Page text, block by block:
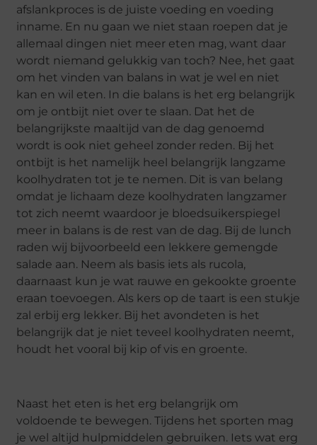
afslankproces is de juiste voeding en voeding
inname. En nu gaan we niet staan roepen dat je
allemaal dingen niet meer eten mag, want daar
wordt niemand gelukkig van toch? Nee, het gaat
om het vinden van balans in wat je wel en niet
kan en wil eten. In die balans is het erg belangrijk
om je ontbijt niet over te slaan. Dat het de
belangrijkste maaltijd van de dag genoemd
wordt is ook niet geheel zonder reden. Bij het
ontbijt is het namelijk heel belangrijk langzame
koolhydraten tot je te nemen. Dit is van belang
omdat je lichaam deze koolhydraten langzamer
tot zich neemt waardoor je bloedsuikerspiegel
meer in balans is de rest van de dag. Bij de lunch
raden wij bijvoorbeeld een lekkere gemengde
salade aan. Neem als basis iets als rucola,
daarnaast kun je wat rauwe en gekookte groente
eraan toevoegen. Als kers op de taart is een stukje
zal erbij erg lekker. Bij het avondeten is het
belangrijk dat je niet teveel koolhydraten neemt,
houdt het vooral bij kip of vis en groente.
Naast het eten is het erg belangrijk om
voldoende te bewegen. Tijdens het sporten mag
je wel altijd hulpmiddelen gebruiken. Iets wat erg